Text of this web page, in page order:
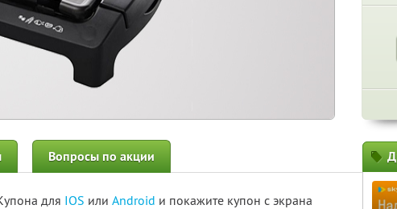
Вопросы по акции
для IOS или Android и покажите купон с экрана